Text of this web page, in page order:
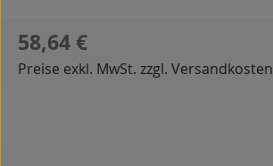
Regulärer Preis:
58,64 €
Preise exkl. MwSt. zzgl. Versandkosten